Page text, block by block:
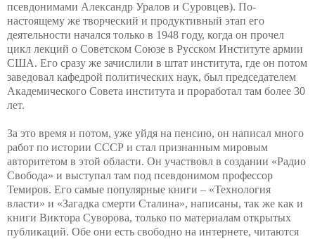
псевдонимами Александр Уралов и Суровцев). По-
настоящему же творческий и продуктивный этап его
деятельности начался только в 1948 году, когда он прочел
цикл лекций о Советском Союзе в Русском Институте армии
США. Его сразу же зачислили в штат института, где он потом
заведовал кафедрой политических наук, был председателем
Академического Совета института и проработал там более 30
лет.
За это время и потом, уже уйдя на пенсию, он написал много
работ по истории СССР и стал признанным мировым
авторитетом в этой области. Он участвовл в создании «Радио
Свобода» и выступал там под псевдонимом профессор
Темиров. Его самые популярные книги – «Технология
власти» и «Загадка смерти Сталина», написаны, так же как и
книги Виктора Суворова, только по материалам открытых
публикаций. Обе они есть свободно на интернете, читаются